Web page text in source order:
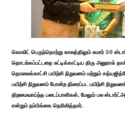
கொவிட் பெருந்தொற்று காலத்திலும் சுமார் 50
தொடங்கப்பட்டதை சுட்டிக்காட்டிய திரு அனுராக்
தொலைக்காட்சி பயிற்சி நிறுவனம் மற்றும்
பயிற்சி நிறுவனம் போன்ற திரைப்பட பயிற்சி
திறமைவாய்ந்த படைப்பாளிகள், மேலும் பல
என்றும் நம்பிக்கை தெரிவித்தார்.